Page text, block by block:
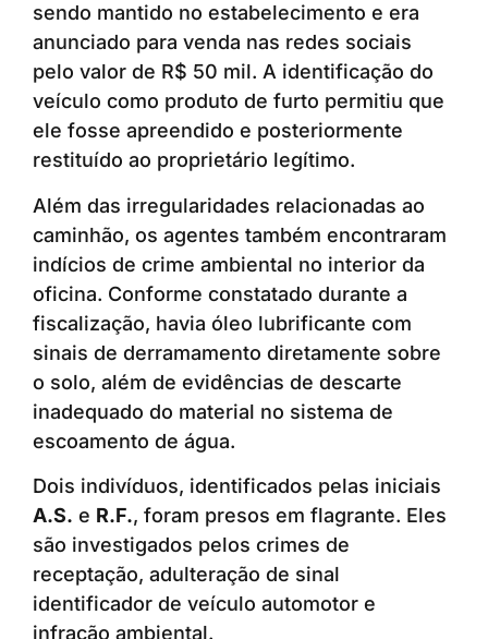
sendo mantido no estabelecimento e era
anunciado para venda nas redes sociais
pelo valor de R$ 50 mil. A identificação do
veículo como produto de furto permitiu que
ele fosse apreendido e posteriormente
restituído ao proprietário legítimo.
Além das irregularidades relacionadas ao
caminhão, os agentes também encontraram
indícios de crime ambiental no interior da
oficina. Conforme constatado durante a
fiscalização, havia óleo lubrificante com
sinais de derramamento diretamente sobre
o solo, além de evidências de descarte
inadequado do material no sistema de
escoamento de água.
Dois indivíduos, identificados pelas iniciais
A.S. e R.F., foram presos em flagrante. Eles
são investigados pelos crimes de
receptação, adulteração de sinal
identificador de veículo automotor e
infração ambiental.